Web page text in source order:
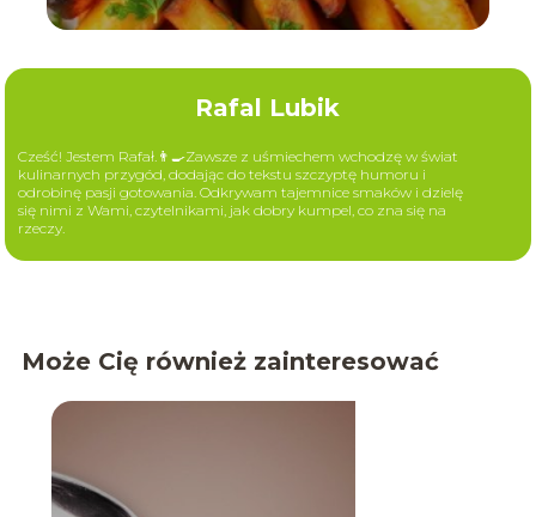
Rafal Lubik
Cześć! Jestem Rafał.👨‍🍳Zawsze z uśmiechem wchodzę w świat
kulinarnych przygód, dodając do tekstu szczyptę humoru i
odrobinę pasji gotowania. Odkrywam tajemnice smaków i dzielę
się nimi z Wami, czytelnikami, jak dobry kumpel, co zna się na
rzeczy.
Może Cię również zainteresować